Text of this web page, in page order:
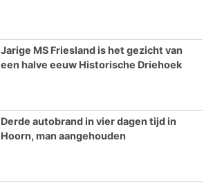
Jarige MS Friesland is het gezicht van
een halve eeuw Historische Driehoek
Derde autobrand in vier dagen tijd in
Hoorn, man aangehouden